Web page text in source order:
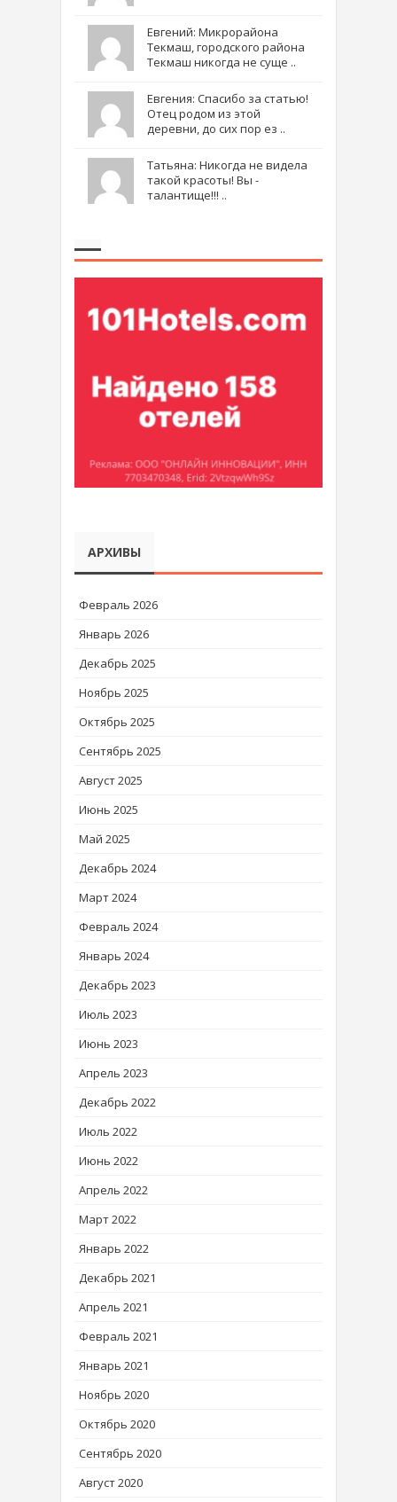
Евгений: Микрорайона
Текмаш, городского района
Текмаш никогда не суще ..
Евгения: Спасибо за статью!
Отец родом из этой
деревни, до сих пор ез ..
Татьяна: Никогда не видела
такой красоты! Вы -
талантище!!! ..
АРХИВЫ
Февраль 2026
Январь 2026
Декабрь 2025
Ноябрь 2025
Октябрь 2025
Сентябрь 2025
Август 2025
Июнь 2025
Май 2025
Декабрь 2024
Март 2024
Февраль 2024
Январь 2024
Декабрь 2023
Июль 2023
Июнь 2023
Апрель 2023
Декабрь 2022
Июль 2022
Июнь 2022
Апрель 2022
Март 2022
Январь 2022
Декабрь 2021
Апрель 2021
Февраль 2021
Январь 2021
Ноябрь 2020
Октябрь 2020
Сентябрь 2020
Август 2020